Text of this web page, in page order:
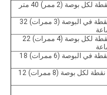
360x1080 نقطة في البوصة (3 ممرات) 32
720 × 720 نقطة لكل بوصة (4 ممرات) 22